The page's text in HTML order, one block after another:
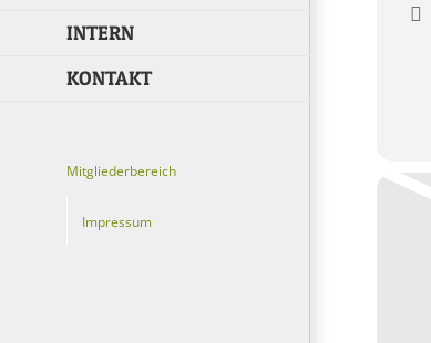
INTERN
KONTAKT
Mitgliederbereich
Impressum